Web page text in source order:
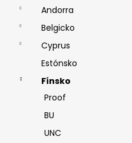
Andorra
Belgicko
Cyprus
Estónsko
Fínsko
Proof
BU
UNC